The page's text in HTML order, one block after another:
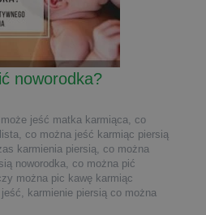
noworodka?
jeść matka karmiąca, co
, co można jeść karmiąc piersią
karmienia piersią, co można
noworodka, co można pić
można pic kawę karmiąc
, karmienie piersią co można